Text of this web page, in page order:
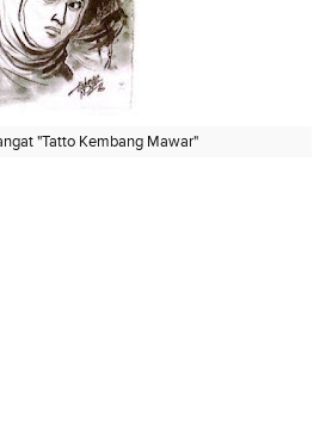
"Tatto Kembang Mawar"